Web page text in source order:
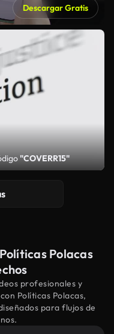
Descargar Gratis
"COVERR15"
Polacas
profesionales y
Políticas Polacas,
para flujos de